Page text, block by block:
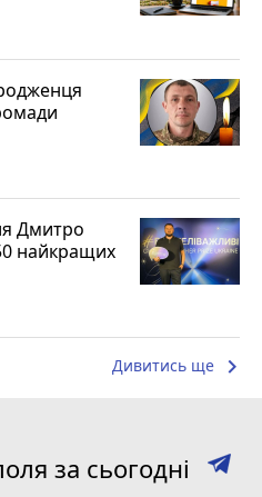
Дмитро
найкращих
Дивитись ще keyboard_arrow_right
за сьогодні